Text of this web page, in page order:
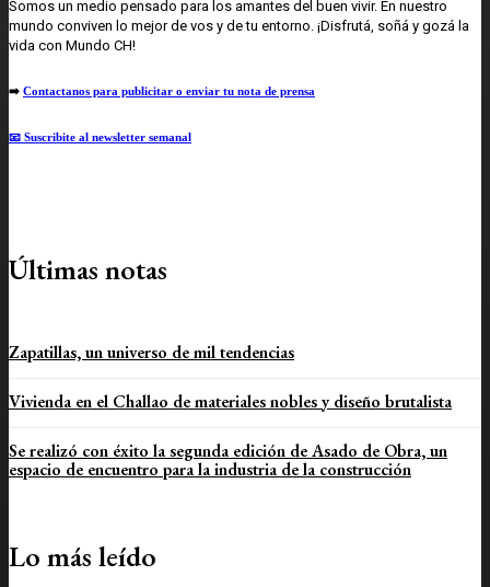
Somos un medio pensado para los amantes del buen vivir. En nuestro
mundo conviven lo mejor de vos y de tu entorno. ¡Disfrutá, soñá y gozá la
vida con Mundo CH!
➡️ Contactanos para publicitar o enviar tu nota de prensa
📧 Suscribite al newsletter semanal
Últimas notas
Zapatillas, un universo de mil tendencias
Vivienda en el Challao de materiales nobles y diseño brutalista
Se realizó con éxito la segunda edición de Asado de Obra, un
espacio de encuentro para la industria de la construcción
Lo más leído